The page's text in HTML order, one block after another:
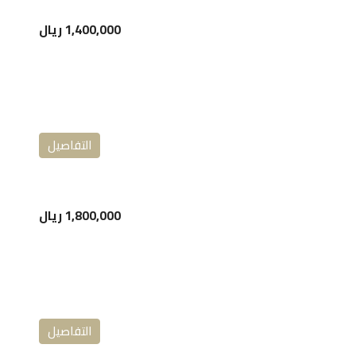
1,400,000 ريال
التفاصيل
1,800,000 ريال
التفاصيل